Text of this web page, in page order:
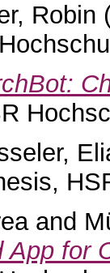
Robin
and
App for